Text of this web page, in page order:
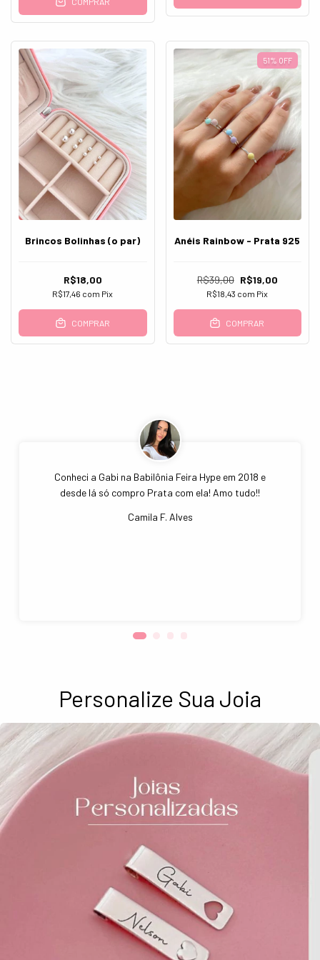
Brincos Bolinhas (o par)
R$18,00
R$17,46 com Pix
COMPRAR
51% OFF
Anéis Rainbow - Prata 925
R$39,00 R$19,00
R$18,43 com Pix
COMPRAR
Conheci a Gabi na Babilônia Feira Hype em 2018 e
desde lá só compro Prata com ela! Amo tudo!!
Camila F. Alves
Personalize Sua Joia